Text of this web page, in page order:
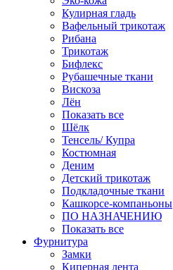
Кулирная гладь
Вафельный трикотаж
Рибана
Трикотаж
Бифлекс
Рубашечные ткани
Вискоза
Лён
Показать все
Шёлк
Тенсель/ Купра
Костюмная
Деним
Детский трикотаж
Подкладочные ткани
Кашкорсе-компаньоны
ПО НАЗНАЧЕНИЮ
Показать все
Фурнитура
Замки
Киперная лента